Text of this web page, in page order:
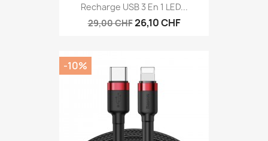
Recharge USB 3 En 1 LED...
29,00 CHF26,10 CHF
-10%